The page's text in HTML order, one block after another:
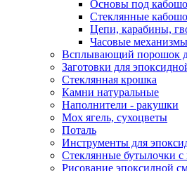
Основы под
Стеклянные
Цепи, карабины,
Часовые механизмы
Всплывающий порошок
Заготовки для
Стеклянная крошка
Камни натуральные
Наполнители - ракушки
Мох ягель, сухоцветы
Поталь
Инструменты для
Стеклянные бутылочки с
Рисование эпоксидной